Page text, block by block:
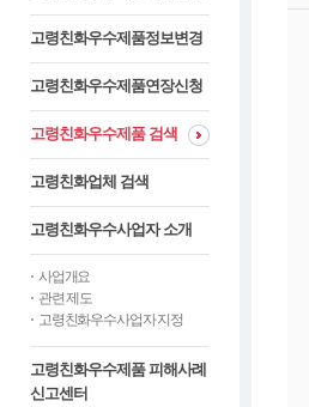
고령친화우수제품정보변경
고령친화우수제품연장신청
고령친화우수제품 검색
고령친화업체 검색
고령친화우수사업자 소개
사업개요
관련 제도
고령친화우수사업자 지정
고령친화우수제품 피해사례
신고센터